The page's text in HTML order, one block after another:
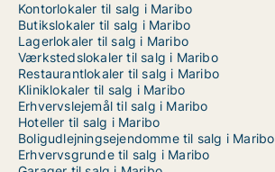
Kontorlokaler til salg i Maribo
Butikslokaler til salg i Maribo
Lagerlokaler til salg i Maribo
Værkstedslokaler til salg i Maribo
Restaurantlokaler til salg i Maribo
Kliniklokaler til salg i Maribo
Erhvervslejemål til salg i Maribo
Hoteller til salg i Maribo
Boligudlejningsejendomme til salg i Maribo
Erhvervsgrunde til salg i Maribo